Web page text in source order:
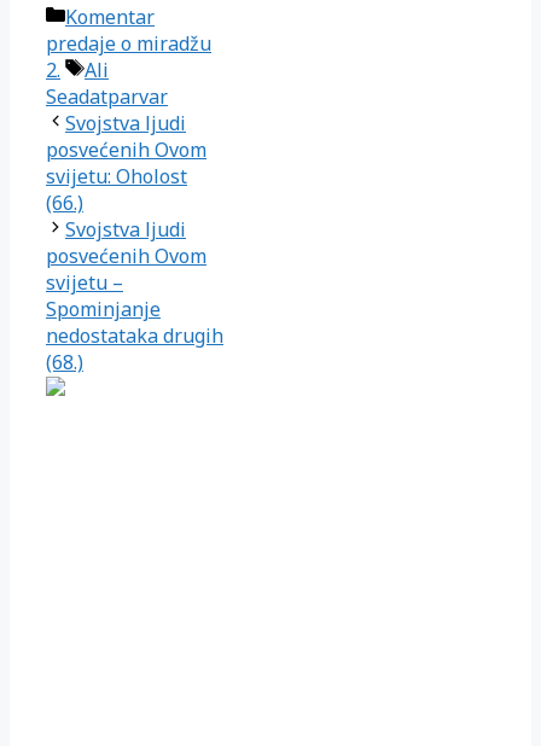
Kategorije
Komentar
predaje o miradžu
2.
Oznake
Ali
Seadatparvar
Svojstva ljudi
posvećenih Ovom
svijetu: Oholost
(66.)
Svojstva ljudi
posvećenih Ovom
svijetu –
Spominjanje
nedostataka drugih
(68.)